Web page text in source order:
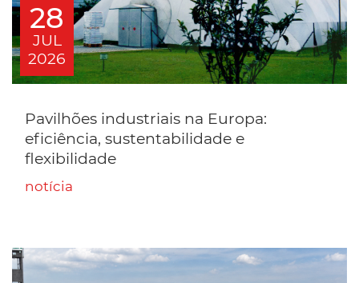
28
JUL
2026
Pavilhões industriais na Europa:
eficiência, sustentabilidade e
flexibilidade
notícia